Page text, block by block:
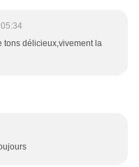
tons délicieux,vivement la